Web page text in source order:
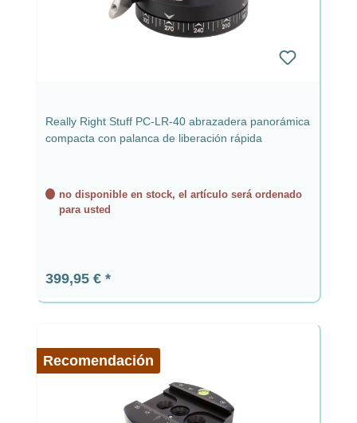
Really Right Stuff PC-LR-40 abrazadera panorámica
compacta con palanca de liberación rápida
no disponible en stock, el artículo será ordenado
para usted
Precio normal:
399,95 €
Recomendación